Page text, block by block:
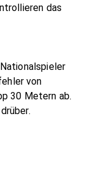
das
von
30 Metern ab.